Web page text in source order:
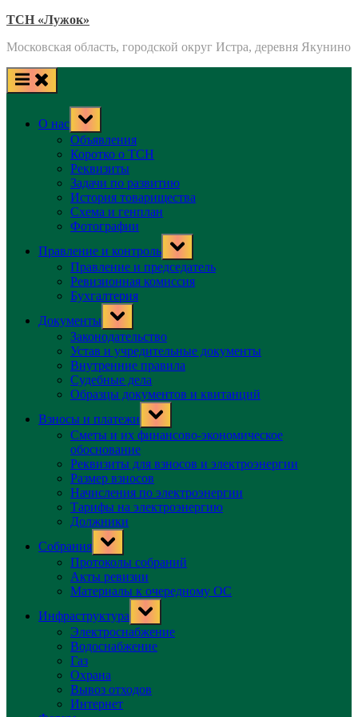
Skip
content
ТСН «Лужок»
Московская область, городской округ Истра, деревня Якунино
О нас
Toggle
sub-
menu
Объявления
Коротко о ТСН
Реквизиты
Задачи по развитию
История товарищества
Схема и генплан
Фотографии
Правление и контроль
Toggle
sub-
menu
Правление и председатель
Ревизионная комиссия
Бухгалтерия
Документы
Toggle
sub-
menu
Законодательство
Устав и учредительные документы
Внутренние правила
Судебные дела
Образцы документов и квитанций
Взносы и платежи
Toggle
sub-
menu
Сметы и их финансово-экономическое
обоснование
Реквизиты для взносов и электроэнергии
Размер взносов
Начисления по электроэнергии
Тарифы на электроэнергию
Должники
Собрания
Toggle
sub-
menu
Протоколы собраний
Акты ревизии
Материалы к очередному ОС
Инфраструктура
Toggle
sub-
menu
Электроснабжение
Водоснабжение
Газ
Охрана
Вывоз отходов
Интернет